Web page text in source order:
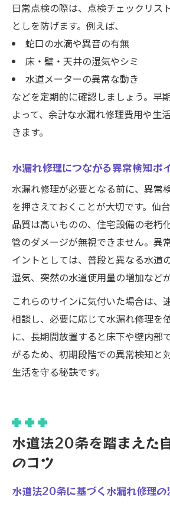
日常点検の際は、点検チェックリス
としを防げます。例えば、
蛇口の水滴や異音の有無
床・壁・天井の湿気やシミ
水道メーターの異常な動き
などを定期的に確認しましょう。早
よって、余計な水漏れ修理費用や生
きます。
水漏れ修理につながる異常検知ポ
水漏れ修理が必要となる前に、異常
を押さえておくことが大切です。仙
品質は高いものの、住宅設備の老朽
管のダメージが無視できません。異
イントとしては、普段と異なる水道
湿気、突然の水道使用量の増加など
これらのサインに気付いた場合は、
相談し、必要に応じて水漏れ修理を
に、長期間放置すると床下や壁内部
がるため、初期段階での異常検知と
生活を守る秘訣です。
水道法20条を踏まえた
のコツ
水道法20条に基づく水漏れ修理の